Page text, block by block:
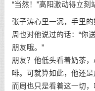
“当然！”高阳激动得立刻
张子涛心里一沉，手里
周也对他说过的话：“
朋友哦。”
朋友？他低头看着奶茶
啡。可就算如此，他还是
而周也只是看着这一切